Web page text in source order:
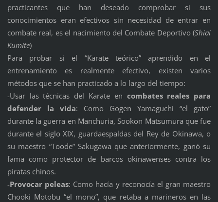
practicantes que han deseado comprobar si sus
conocimientos eran efectivos sin necesidad de entrar en
combate real, es el nacimiento del Combate Deportivo (Shiai
Kumite)
Para probar si el “Karate teórico” aprendido en el
entrenamiento es realmente efectivo, existen varios
métodos que se han practicado a lo largo del tiempo:
-Usar las técnicas del Karate en combates reales para
defender la vida: Como Gogen Yamaguchi “el gato”
durante la guerra en Manchuria, Sookon Matsumura que fue
durante el siglo XIX, guardaespaldas del Rey de Okinawa, o
su maestro “Toode” Sakugawa que anteriormente, ganó su
fama como protector de barcos okinawenses contra los
piratas chinos.
-Provocar peleas: Como hacía y reconocía el gran maestro
Chooki Motobu “el mono”, que retaba a marineros en las